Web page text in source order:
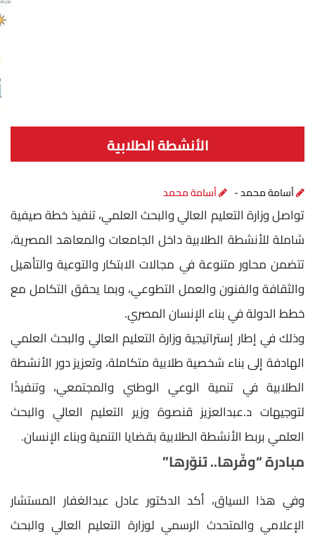
الأنشطة الطلابية
أسامة محمد - أسامة محمد
تواصل وزارة التعليم العالي والبحث العلمي، تنفيذ خطة صيفية
شاملة للأنشطة الطلابية داخل الجامعات والمعاهد المصرية،
تتضمن محاور متنوعة في مجالات الابتكار والتوعية والتأهيل
والثقافة والفنون والعمل التطوعي، وبما يحقق التكامل مع
خطط الدولة في بناء الإنسان المصري.
وذلك في إطار إستراتيجية وزارة التعليم العالي والبحث العلمي
الهادفة إلى بناء شخصية طلابية متكاملة، وتعزيز دور الأنشطة
الطلابية في تنمية الوعي الوطني والمجتمعي، وتنفيذًا
لتوجيهات د.عبدالعزيز قنصوة وزير التعليم العالي والبحث
العلمي بربط الأنشطة الطلابية بقضايا التنمية وبناء الإنسان.
مبادرة “وفّرها.. تنوّرها”
وفي هذا السياق، أكد الدكتور عادل عبدالغفار المستشار
الإعلامي والمتحدث الرسمي لوزارة التعليم العالي والبحث